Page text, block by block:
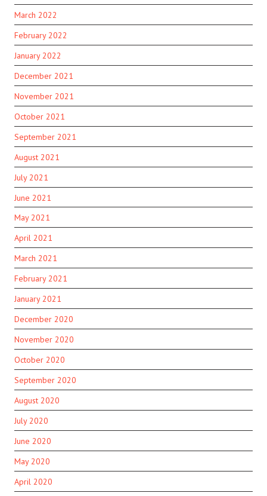
March 2022
February 2022
January 2022
December 2021
November 2021
October 2021
September 2021
August 2021
July 2021
June 2021
May 2021
April 2021
March 2021
February 2021
January 2021
December 2020
November 2020
October 2020
September 2020
August 2020
July 2020
June 2020
May 2020
April 2020